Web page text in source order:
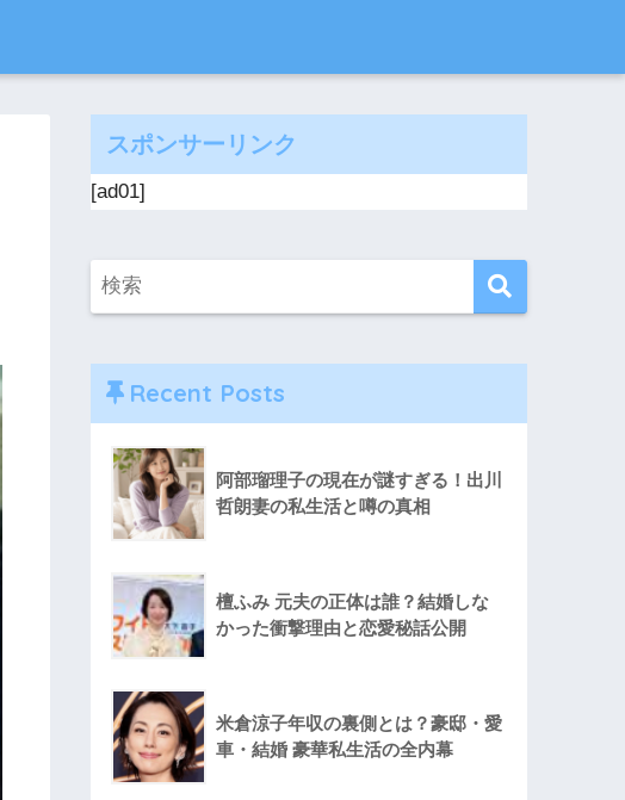
スポンサーリンク
[ad01]
Recent Posts
阿部瑠理子の現在が謎すぎる！出川
哲朗妻の私生活と噂の真相
檀ふみ 元夫の正体は誰？結婚しな
かった衝撃理由と恋愛秘話公開
米倉涼子年収の裏側とは？豪邸・愛
車・結婚 豪華私生活の全内幕